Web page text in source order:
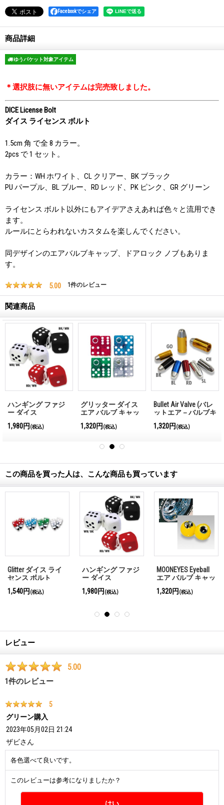
Facebookでシェア
商品詳細
ゆうパケット対象アイテム
＊選択肢に無いアイテムは完売致しました。
DICE License Bolt
ダイス ライセンス ボルト
1.5cm 角 で全 8 カラー。
2pcs で 1 セット。
カラー：WH ホワイト、CL クリアー、BK ブラック
PU パープル、BL ブルー、RD レッド、PK ピンク、GR グリーン
ライセンス ボルト以外にもアイデアさえあれば色々と流用でき
ます。
ルールにとらわれないカスタムを楽しんでください。
同デザインのエアバルブキャップ、ドアロック ノブもありま
す。
5.00 1 件のレビュー
関連商品
ハンギング ファジ
ー ダイス
1,980円 (税込)
グリッター ダイス
エア バルブ キャッ
プ
1,320円 (税込)
Bullet Air Valve (バレ
ットエア－バルブキ
ャップ）
1,320円 (税込)
この商品を買った人は、こんな商品も買っています
Glitter ダイス ライ
センス ボルト
1,540円 (税込)
ハンギング ファジ
ー ダイス
1,980円 (税込)
MOONEYES Eyeball
エア バルブ キャッ
プ
1,320円 (税込)
レビュー
5.00
1 件のレビュー
5
グリーン購入
2023年05月02日 21:24
ザビさん
各色選べて良いです。
このレビューは参考になりましたか？